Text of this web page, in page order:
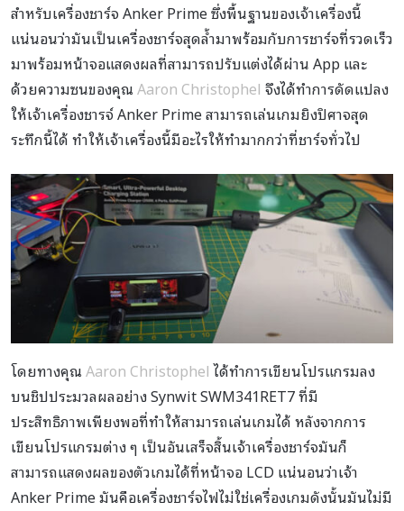
สำหรับเครื่องชาร์จ Anker Prime ซึ่งพื้นฐานของเจ้าเครื่องนี้
แน่นอนว่ามันเป็นเครื่องชาร์จสุดล้ำมาพร้อมกับการชาร์จที่รวดเร็ว
มาพร้อมหน้าจอแสดงผลที่สามารถปรับแต่งได้ผ่าน App และ
ด้วยความซนของคุณAaron Christophel จึงได้ทำการดัดแปลง
ให้เจ้าเครื่องชารจ์ Anker Prime สามารถเล่นเกมยิงปิศาจสุด
ระทึกนี้ได้ ทำให้เจ้าเครื่องนี้มีอะไรให้ทำมากกว่าที่ชาร์จทั่วไป
โดยทางคุณAaron Christophelได้ทำการเขียนโปรแกรมลง
บนชิปประมวลผลอย่าง Synwit SWM341RET7 ที่มี
ประสิทธิภาพเพียงพอที่ทำให้สามารถเล่นเกมได้ หลังจากการ
เขียนโปรแกรมต่าง ๆ เป็นอันเสร็จสิ้นเจ้าเครื่องชาร์จมันก็
สามารถแสดงผลของตัวเกมได้ที่หน้าจอ LCD แน่นอนว่าเจ้า
Anker Prime มันคือเครื่องชาร์จไฟไม่ใช่เครื่องเกมดังนั้นมันไม่มี